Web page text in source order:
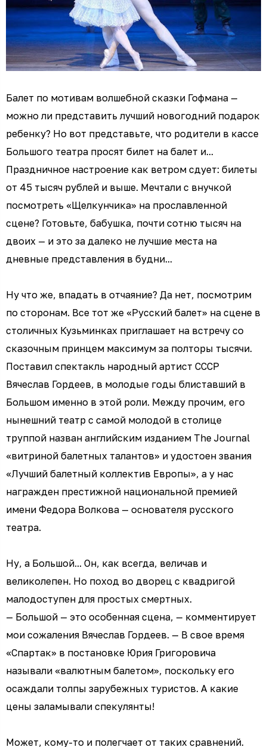
Балет по мотивам волшебной сказки Гофмана —
можно ли представить лучший новогодний подарок
ребенку? Но вот представьте, что родители в кассе
Большого театра просят билет на балет и...
Праздничное настроение как ветром сдует: билеты
от 45 тысяч рублей и выше. Мечтали с внучкой
посмотреть «Щелкунчика» на прославленной
сцене? Готовьте, бабушка, почти сотню тысяч на
двоих — и это за далеко не лучшие места на
дневные представления в будни...
Ну что же, впадать в отчаяние? Да нет, посмотрим
по сторонам. Все тот же «Русский балет» на сцене в
столичных Кузьминках приглашает на встречу со
сказочным принцем максимум за полторы тысячи.
Поставил спектакль народный артист СССР
Вячеслав Гордеев, в молодые годы блиставший в
Большом именно в этой роли. Между прочим, его
нынешний театр с самой молодой в столице
труппой назван английским изданием The Journal
«витриной балетных талантов» и удостоен звания
«Лучший балетный коллектив Европы», а у нас
награжден престижной национальной премией
имени Федора Волкова — основателя русского
театра.
Ну, а Большой... Он, как всегда, величав и
великолепен. Но поход во дворец с квадригой
малодоступен для простых смертных.
— Большой — это особенная сцена, — комментирует
мои сожаления Вячеслав Гордеев. — В свое время
«Спартак» в постановке Юрия Григоровича
называли «валютным балетом», поскольку его
осаждали толпы зарубежных туристов. А какие
цены заламывали спекулянты!
Может, кому-то и полегчает от таких сравнений.